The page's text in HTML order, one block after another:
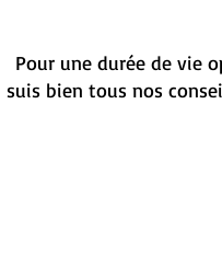
Pour une durée de vie
suis bien tous nos